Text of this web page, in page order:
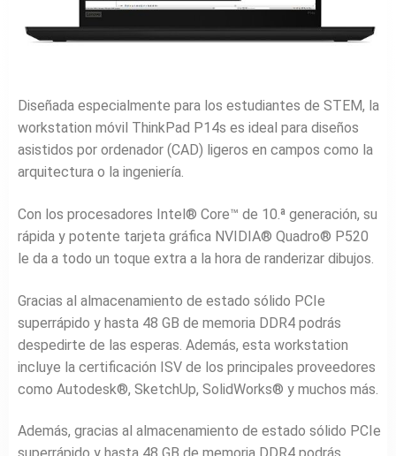
Diseñada especialmente para los estudiantes de STEM, la
workstation móvil ThinkPad P14s es ideal para diseños
asistidos por ordenador (CAD) ligeros en campos como la
arquitectura o la ingeniería.
Con los procesadores Intel® Core™ de 10.ª generación, su
rápida y potente tarjeta gráfica NVIDIA® Quadro® P520
le da a todo un toque extra a la hora de randerizar dibujos.
Gracias al almacenamiento de estado sólido PCIe
superrápido y hasta 48 GB de memoria DDR4 podrás
despedirte de las esperas. Además, esta workstation
incluye la certificación ISV de los principales proveedores
como Autodesk®, SketchUp, SolidWorks® y muchos más.
Además, gracias al almacenamiento de estado sólido PCIe